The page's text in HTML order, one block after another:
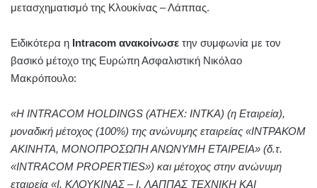
μετασχηματισμό της Κλουκίνας – Λάππας.
Ειδικότερα η Intracom ανακοίνωσε την συμφωνία με τον
βασικό μέτοχο της Ευρώπη Ασφαλιστική Νικόλαο
Μακρόπουλο:
«Η INTRACOM HOLDINGS (ATHEX: INTKA) (η Εταιρεία),
μοναδική μέτοχος (100%) της ανώνυμης εταιρείας «INΤΡΑΚΟΜ
ΑΚΙΝΗΤΑ, ΜΟΝΟΠΡΟΣΩΠΗ ΑΝΩΝΥΜΗ ΕΤΑΙΡΕΙΑ» (δ.τ.
«INTRACOM PROPERTIES») και μέτοχος στην ανώνυμη
εταιρεία «Ι. ΚΛΟΥΚΙΝΑΣ – Ι. ΛΑΠΠΑΣ ΤΕΧΝΙΚΗ ΚΑΙ